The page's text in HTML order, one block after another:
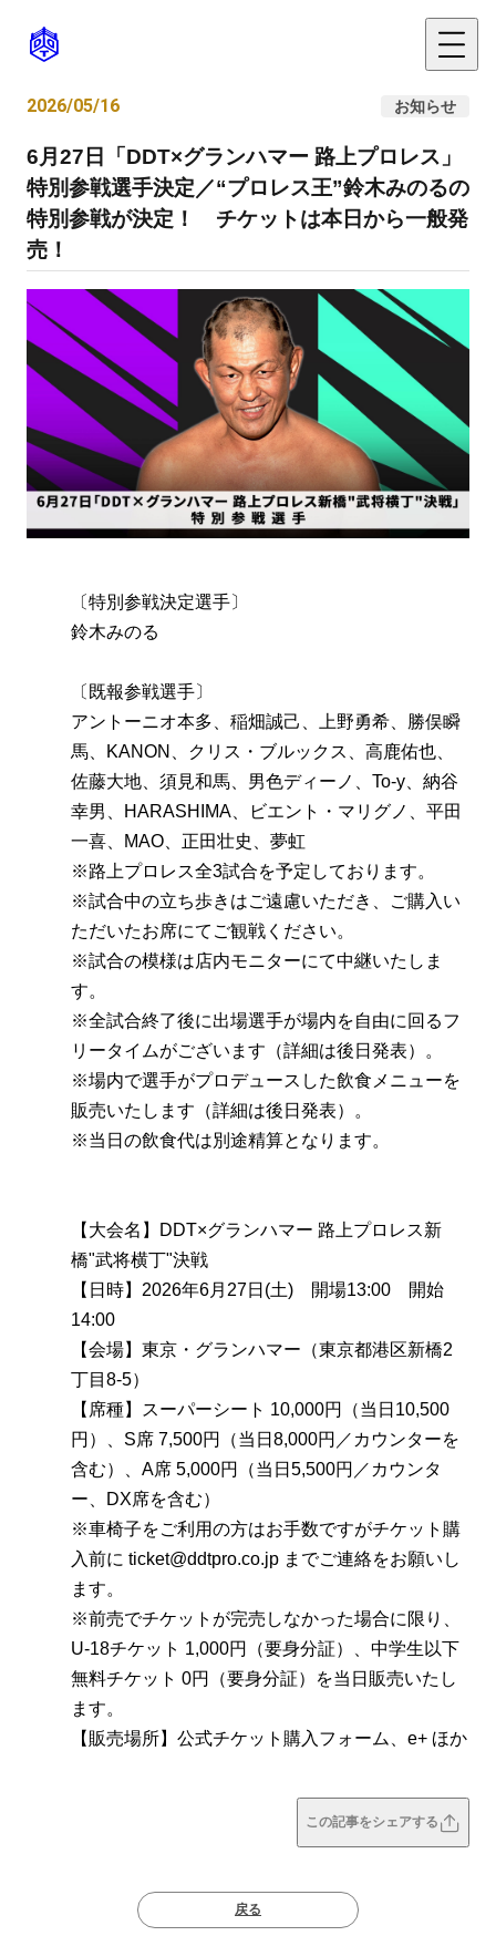
2026/05/16 お知らせ
6月27日「DDT×グランハマー 路上プロレス」
特別参戦選手決定／“プロレス王”鈴木みのるの
特別参戦が決定！ チケットは本日から一般発
売！
〔特別参戦決定選手〕
鈴木みのる
〔既報参戦選手〕
アントーニオ本多、稲畑誠己、上野勇希、勝俣瞬
馬、KANON、クリス・ブルックス、高鹿佑也、
佐藤大地、須見和馬、男色ディーノ、To-y、納谷
幸男、HARASHIMA、ビエント・マリグノ、平田
一喜、MAO、正田壮史、夢虹
※路上プロレス全3試合を予定しております。
※試合中の立ち歩きはご遠慮いただき、ご購入い
ただいたお席にてご観戦ください。
※試合の模様は店内モニターにて中継いたしま
す。
※全試合終了後に出場選手が場内を自由に回るフ
リータイムがございます（詳細は後日発表）。
※場内で選手がプロデュースした飲食メニューを
販売いたします（詳細は後日発表）。
※当日の飲食代は別途精算となります。
【大会名】DDT×グランハマー 路上プロレス新
橋"武将横丁"決戦
【日時】2026年6月27日(土) 開場13:00 開始
14:00
【会場】東京・グランハマー（東京都港区新橋2
丁目8-5）
【席種】スーパーシート 10,000円（当日10,500
円）、S席 7,500円（当日8,000円／カウンターを
含む）、A席 5,000円（当日5,500円／カウンタ
ー、DX席を含む）
※車椅子をご利用の方はお手数ですがチケット購
入前に ticket@ddtpro.co.jp までご連絡をお願いし
ます。
※前売でチケットが完売しなかった場合に限り、
U-18チケット 1,000円（要身分証）、中学生以下
無料チケット 0円（要身分証）を当日販売いたし
ます。
【販売場所】公式チケット購入フォーム、e+ ほか
この記事をシェアする
戻る